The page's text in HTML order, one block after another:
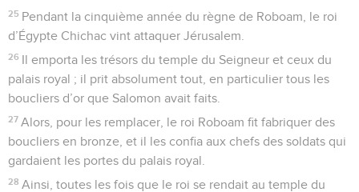
25 Pendant la cinquième année du règne de Roboam, le roi
d’Égypte Chichac vint attaquer Jérusalem.
26 Il emporta les trésors du temple du Seigneur et ceux du
palais royal ; il prit absolument tout, en particulier tous les
boucliers d’or que Salomon avait faits.
27 Alors, pour les remplacer, le roi Roboam fit fabriquer des
boucliers en bronze, et il les confia aux chefs des soldats qui
gardaient les portes du palais royal.
28 Ainsi, toutes les fois que le roi se rendait au temple du